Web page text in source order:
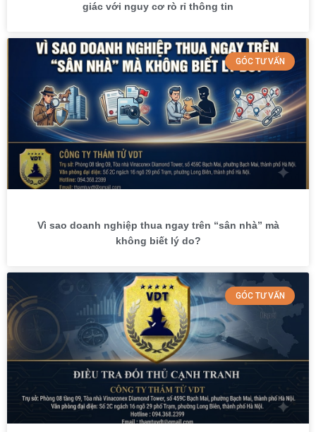
giác với nguy cơ rò rỉ thông tin
GÓC TƯ VẤN
Vì sao doanh nghiệp thua ngay trên “sân nhà” mà
không biết lý do?
GÓC TƯ VẤN